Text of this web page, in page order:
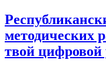
методических
твой цифровой